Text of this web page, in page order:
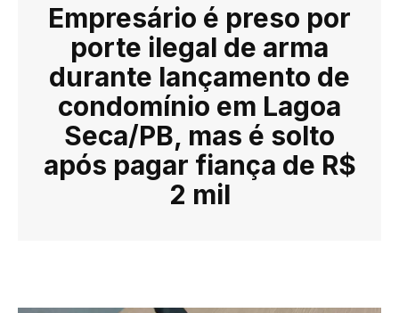
Empresário é preso por
porte ilegal de arma
durante lançamento de
condomínio em Lagoa
Seca/PB, mas é solto
após pagar fiança de R$
2 mil